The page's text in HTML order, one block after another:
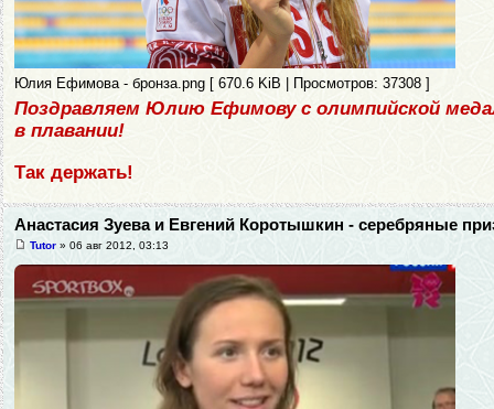
Юлия Ефимова - бронза.png [ 670.6 KiB | Просмотров: 37308 ]
Поздравляем Юлию Ефимову с олимпийской
в плавании!
Так держать!
Анастасия Зуева и Евгений Коротышкин - серебряные
Tutor » 06 авг 2012, 03:13